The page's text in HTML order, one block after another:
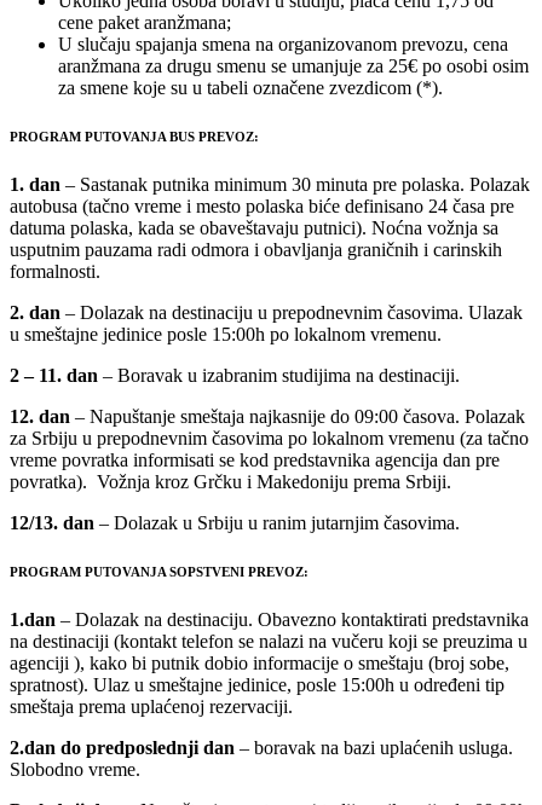
cene paket aranžmana;
U slučaju spajanja smena na organizovanom prevozu, cena
aranžmana za drugu smenu se umanjuje za 25€ po osobi osim
za smene koje su u tabeli označene zvezdicom (*).
PROGRAM PUTOVANJA BUS PREVOZ:
1. dan – Sastanak putnika minimum 30 minuta pre polaska. Polazak
autobusa (tačno vreme i mesto polaska biće definisano 24 časa pre
datuma polaska, kada se obaveštavaju putnici). Noćna vožnja sa
usputnim pauzama radi odmora i obavljanja graničnih i carinskih
formalnosti.
2. dan – Dolazak na destinaciju u prepodnevnim časovima. Ulazak
u smeštajne jedinice posle 15:00h po lokalnom vremenu.
2 – 11. dan – Boravak u izabranim studijima na destinaciji.
12. dan – Napuštanje smeštaja najkasnije do 09:00 časova. Polazak
za Srbiju u prepodnevnim časovima po lokalnom vremenu (za tačno
vreme povratka informisati se kod predstavnika agencija dan pre
povratka). Vožnja kroz Grčku i Makedoniju prema Srbiji.
12/13. dan – Dolazak u Srbiju u ranim jutarnjim časovima.
PROGRAM PUTOVANJA SOPSTVENI PREVOZ:
1.dan – Dolazak na destinaciju. Obavezno kontaktirati predstavnika
na destinaciji (kontakt telefon se nalazi na vučeru koji se preuzima u
agenciji ), kako bi putnik dobio informacije o smeštaju (broj sobe,
spratnost). Ulaz u smeštajne jedinice, posle 15:00h u određeni tip
smeštaja prema uplaćenoj rezervaciji.
2.dan do predposlednji dan – boravak na bazi uplaćenih usluga.
Slobodno vreme.